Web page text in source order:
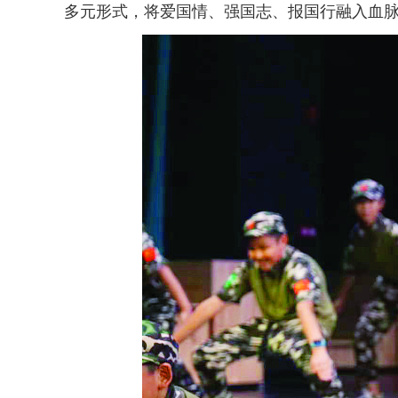
多元形式，将爱国情、强国志、报国行融入血